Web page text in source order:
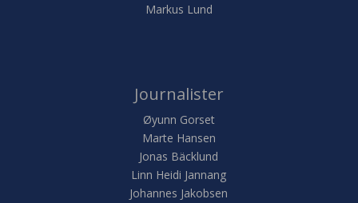
Markus Lund
Journalister
Øyunn Gorset
Marte Hansen
Jonas Bäcklund
Linn Heidi Jannang
Johannes Jakobsen